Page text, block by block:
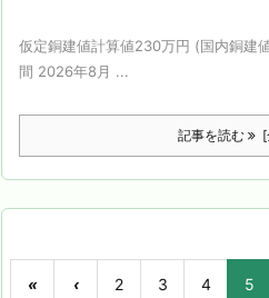
仮定銅建値計算値230万円 (国内銅建
間 2026年8月 ...
記事を読む
« ‹ 2 3 4 5